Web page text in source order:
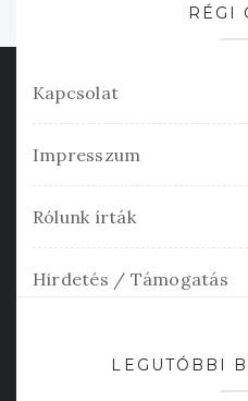
RÉGI
Kapcsolat
Impresszum
Rólunk írták
Hirdetés / Támogatás
LEGUTÓBBI